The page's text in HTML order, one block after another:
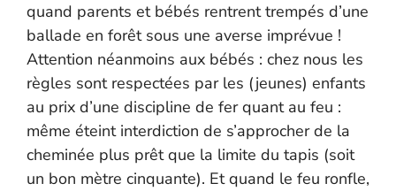
quand parents et bébés rentrent trempés d’une
ballade en forêt sous une averse imprévue !
Attention néanmoins aux bébés : chez nous les
règles sont respectées par les (jeunes) enfants
au prix d’une discipline de fer quant au feu :
même éteint interdiction de s’approcher de la
cheminée plus prêt que la limite du tapis (soit
un bon mètre cinquante). Et quand le feu ronfle,